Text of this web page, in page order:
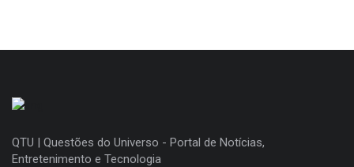
QTU | Questões do Universo - Portal de Notícias,
Entretenimento e Tecnologia